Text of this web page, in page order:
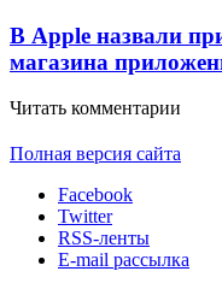
В Apple назвали
магазина
Читать комментарии
Полная версия сайта
Facebook
Twitter
RSS-ленты
E-mail рассылка